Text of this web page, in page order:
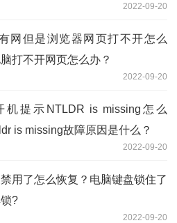
2022-09-20
网但是浏览器网页打不开怎么
打不开网页怎么办？
2022-09-20
机提示NTLDR is missing怎么
is missing故障原因是什么？
2022-09-20
用了怎么恢复？电脑键盘锁住了
?
2022-09-20